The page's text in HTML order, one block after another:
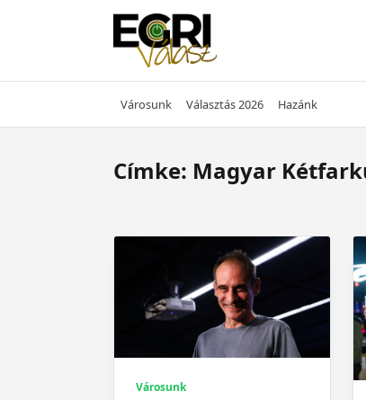
Városunk Választás 2026 Hazánk
Címke: Magyar
Városunk